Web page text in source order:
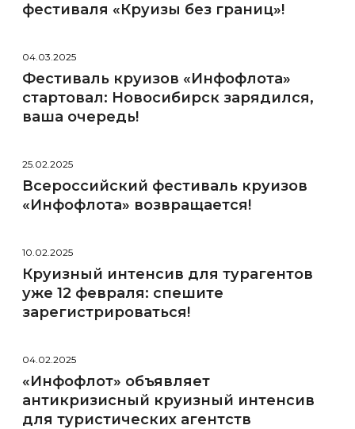
фестиваля «Круизы без границ»!
04.03.2025
Фестиваль круизов «Инфофлота»
стартовал: Новосибирск зарядился,
ваша очередь!
25.02.2025
Всероссийский фестиваль круизов
«Инфофлота» возвращается!
10.02.2025
Круизный интенсив для турагентов
уже 12 февраля: спешите
зарегистрироваться!
04.02.2025
«Инфофлот» объявляет
антикризисный круизный интенсив
для туристических агентств